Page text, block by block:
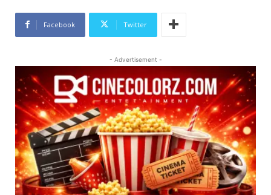
Facebook Twitter
- Advertisement -